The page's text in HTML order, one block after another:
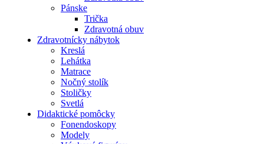
Pánske
Trička
Zdravotná obuv
Zdravotnícky nábytok
Kreslá
Lehátka
Matrace
Nočný stolík
Stoličky
Svetlá
Didaktické pomôcky
Fonendoskopy
Modely